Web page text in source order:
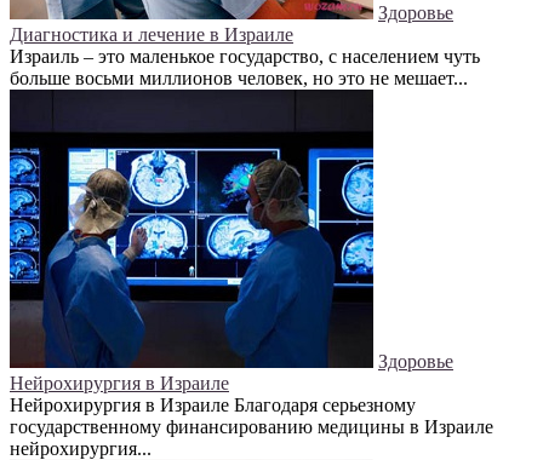
Здоровье
Диагностика и лечение в Израиле
Израиль – это маленькое государство, с населением чуть
больше восьми миллионов человек, но это не мешает...
Здоровье
Нейрохирургия в Израиле
Нейрохирургия в Израиле Благодаря серьезному
государственному финансированию медицины в Израиле
нейрохирургия...